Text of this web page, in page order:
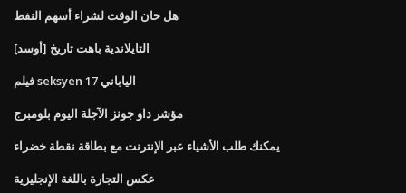
هل حان الوقت لشراء أسهم النفط
[أوسد] التايلاندية باهت تاريخ
فيلم seksyen الياباني 17
مؤشر داو جونز الآجلة اليوم بلومبرج
يمكنك طلب الأشياء عبر الإنترنت مع بطاقة نقطة خضراء
عكس التجارة باللغة الإنجليزية